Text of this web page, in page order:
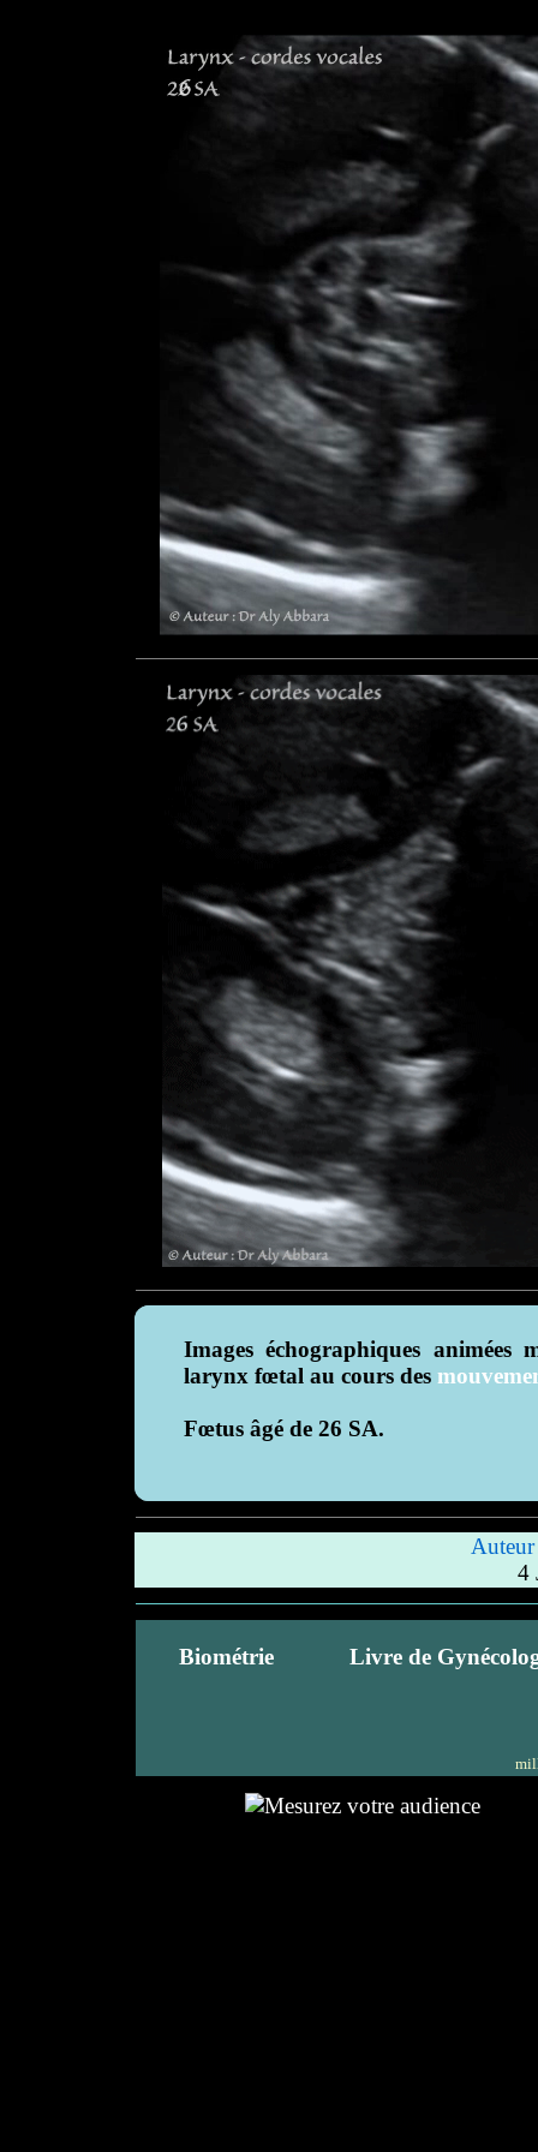
Images échographiques
larynx fœtal au cours des
Fœtus âgé de 26 SA.
4
Biométrie Livre de